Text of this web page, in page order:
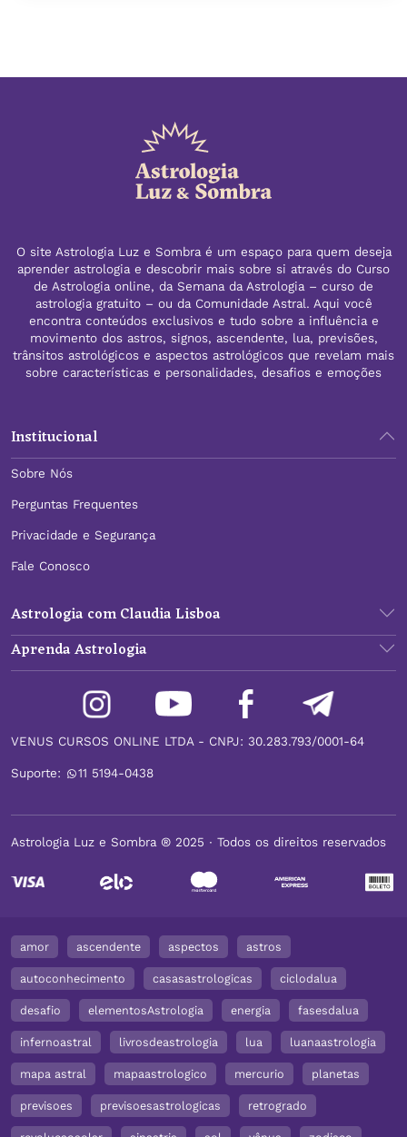
O site Astrologia Luz e Sombra é um espaço para quem deseja
aprender astrologia e descobrir mais sobre si através do Curso
de Astrologia online, da Semana da Astrologia – curso de
astrologia gratuito – ou da Comunidade Astral. Aqui você
encontra conteúdos exclusivos e tudo sobre a influência e
movimento dos astros, signos, ascendente, lua, previsões,
trânsitos astrológicos e aspectos astrológicos que revelam mais
sobre características e personalidades, desafios e emoções
Institucional
Sobre Nós
Perguntas Frequentes
Privacidade e Segurança
Fale Conosco
Astrologia com Claudia Lisboa
Aprenda Astrologia
VENUS CURSOS ONLINE LTDA - CNPJ: 30.283.793/0001-64
Suporte: 11 5194-0438
Astrologia Luz e Sombra ® 2025 ∙ Todos os direitos reservados
amor ascendente aspectos astros
autoconhecimento casasastrologicas ciclodalua
desafio elementosAstrologia energia fasesdalua
infernoastral livrosdeastrologia lua luanaastrologia
mapa astral mapaastrologico mercurio planetas
previsoes previsoesastrologicas retrogrado